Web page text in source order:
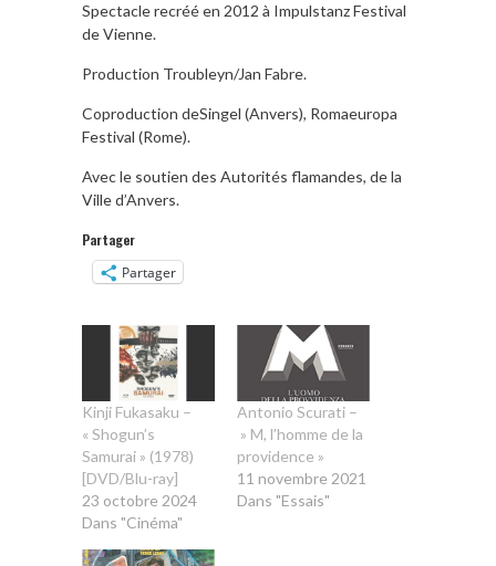
Spectacle recréé en 2012 à Impulstanz Festival
de Vienne.
Production Troubleyn/Jan Fabre.
Coproduction deSingel (Anvers), Romaeuropa
Festival (Rome).
Avec le soutien des Autorités flamandes, de la
Ville d’Anvers.
Partager
Partager
Kinji Fukasaku –
« Shogun’s
Samurai » (1978)
[DVD/Blu-ray]
23 octobre 2024
Dans "Cinéma"
Antonio Scurati –
» M, l’homme de la
providence »
11 novembre 2021
Dans "Essais"